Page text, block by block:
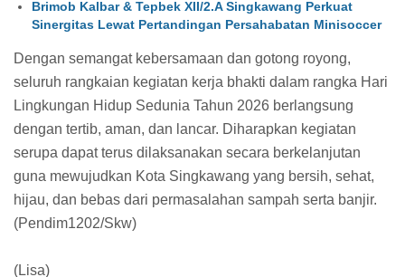
Brimob Kalbar & Tepbek XII/2.A Singkawang Perkuat
Sinergitas Lewat Pertandingan Persahabatan Minisoccer
Dengan semangat kebersamaan dan gotong royong,
seluruh rangkaian kegiatan kerja bhakti dalam rangka Hari
Lingkungan Hidup Sedunia Tahun 2026 berlangsung
dengan tertib, aman, dan lancar. Diharapkan kegiatan
serupa dapat terus dilaksanakan secara berkelanjutan
guna mewujudkan Kota Singkawang yang bersih, sehat,
hijau, dan bebas dari permasalahan sampah serta banjir.
(Pendim1202/Skw)
(Lisa)